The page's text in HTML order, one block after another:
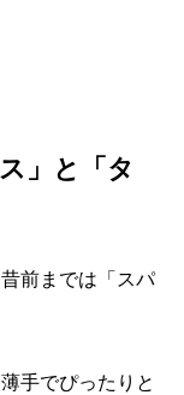
」と「タ
前までは「スパ
手でぴったりと